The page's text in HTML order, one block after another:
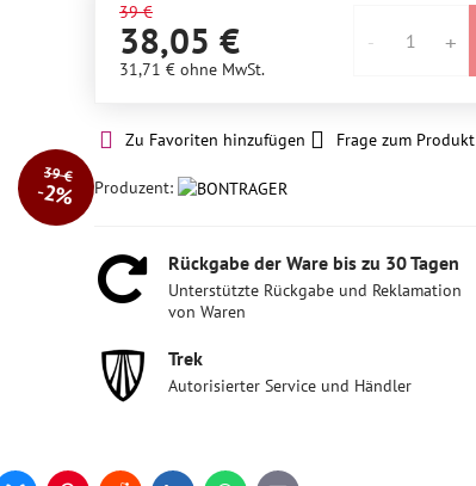
39 €
2%
39 €
38,05 €
31,71 € ohne MwSt.
Zu Favoriten hinzufügen Frage zum Produkt
Produzent:
Rückgabe der Ware bis zu 30 Tagen
Unterstützte Rückgabe und Reklamation
von Waren
Trek
Autorisierter Service und Händler